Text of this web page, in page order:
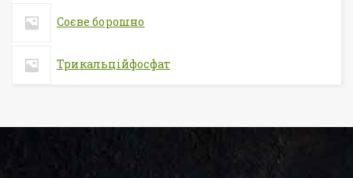
Соєве борошно
Трикальційфосфат